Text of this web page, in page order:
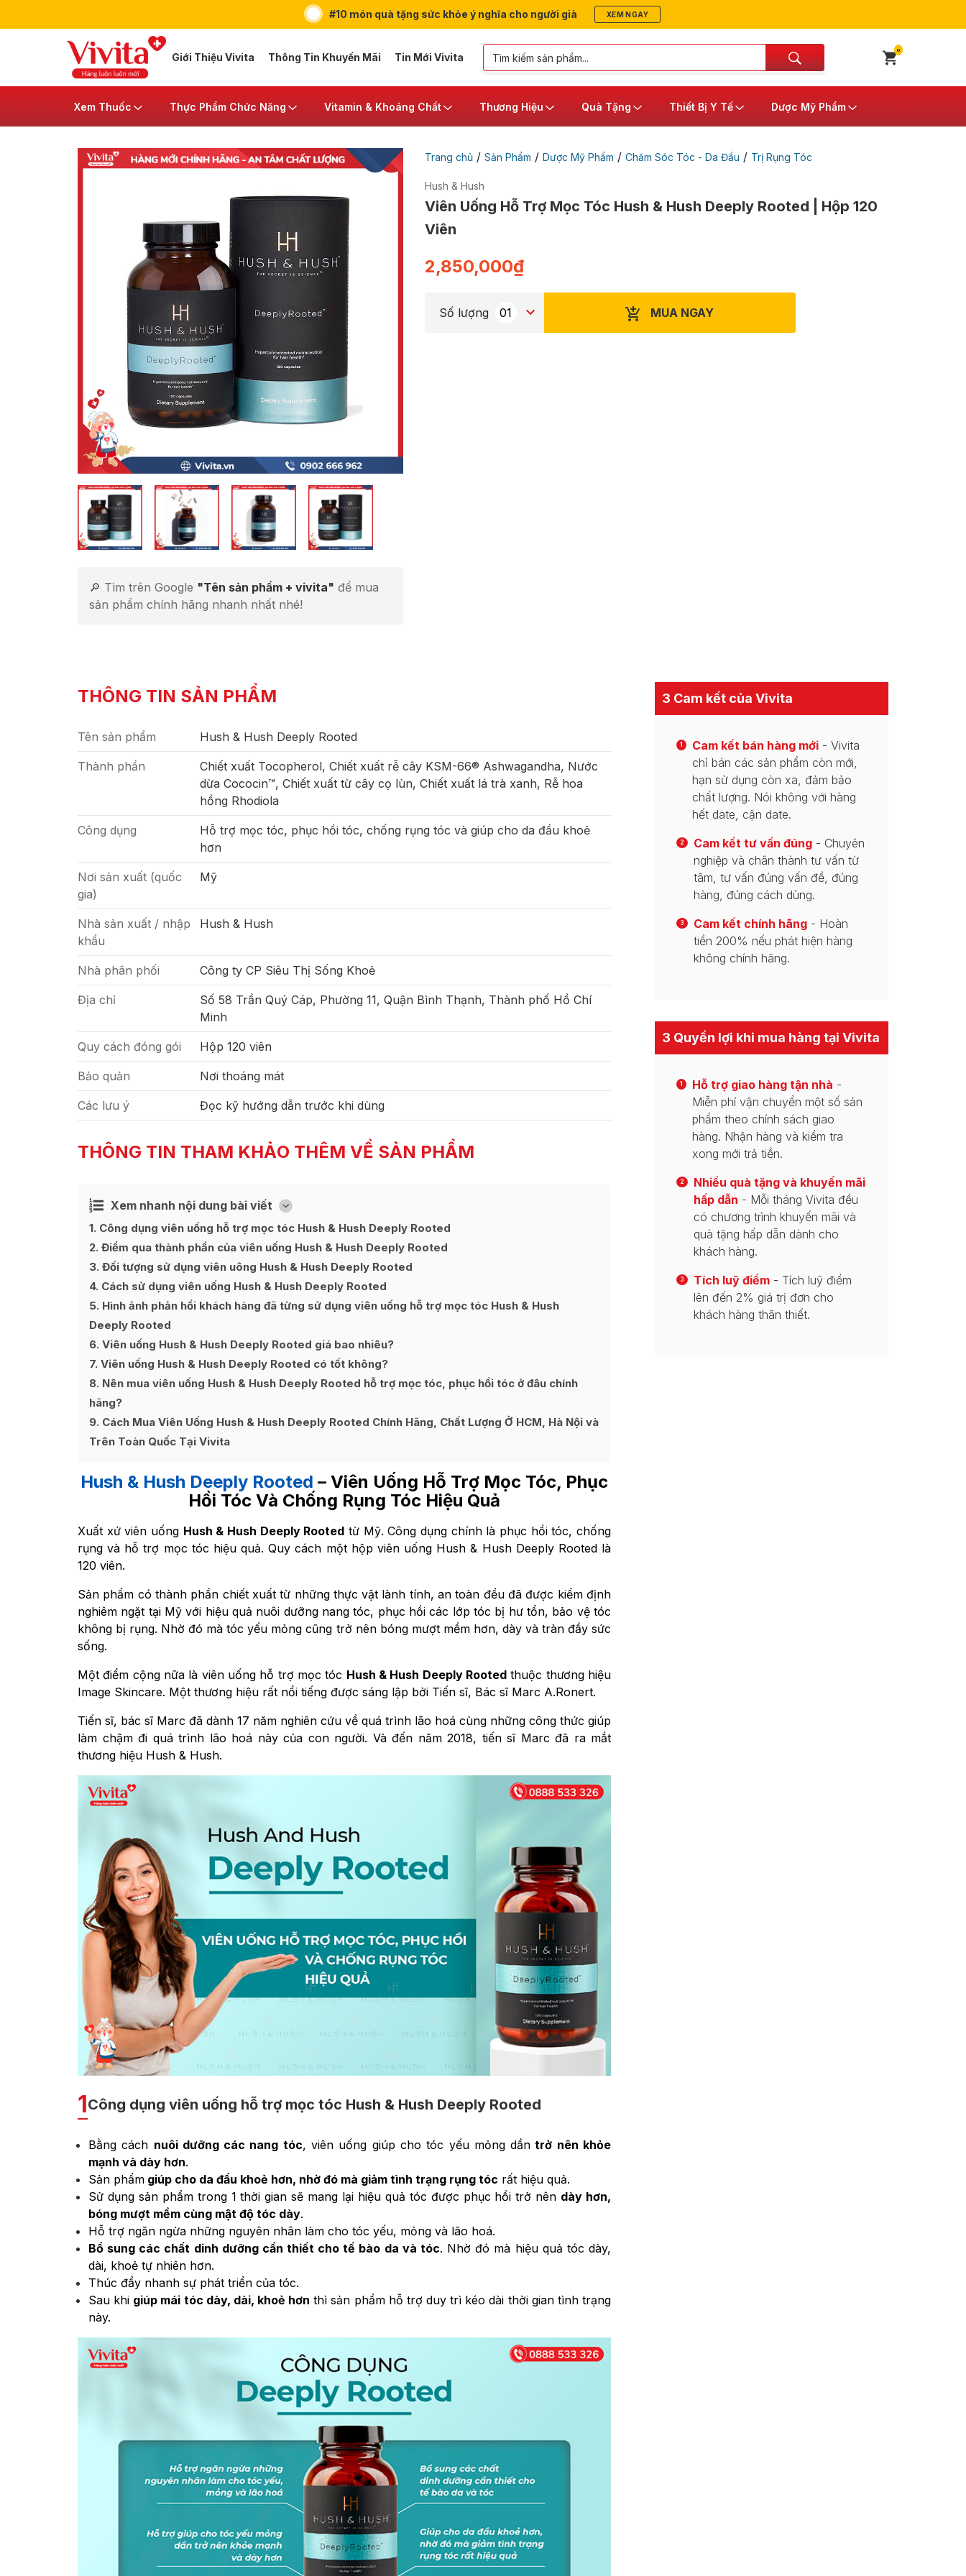
#10 món quà tặng sức khỏe ý nghĩa cho người già XEM NGAY
Giới Thiệu Vivita Thông Tin Khuyến Mãi Tin Mới Vivita
0
Xem Thuốc Thực Phẩm Chức Năng Vitamin & Khoáng Chất Thương Hiệu Quà Tặng Thiết Bị Y Tế Dược Mỹ Phẩm
🔎 Tìm trên Google "Tên sản phẩm + vivita" để mua
sản phẩm chính hãng nhanh nhất nhé!
Trang chủ/ Sản Phẩm / Dược Mỹ Phẩm / Chăm Sóc Tóc - Da Đầu / Trị Rụng Tóc
Hush & Hush
Viên Uống Hỗ Trợ Mọc Tóc Hush & Hush Deeply Rooted | Hộp 120
Viên
2,850,000₫
Số lượng MUA NGAY
THÔNG TIN SẢN PHẨM
Tên sản phẩm Hush & Hush Deeply Rooted
Thành phần
Chiết xuất Tocopherol, Chiết xuất rễ cây KSM-66® Ashwagandha, Nước
dừa Cococin™, Chiết xuất từ cây cọ lùn, Chiết xuất lá trà xanh, Rễ hoa
hồng Rhodiola
Công dụng
Hỗ trợ mọc tóc, phục hồi tóc, chống rụng tóc và giúp cho da đầu khoẻ
hơn
Nơi sản xuất (quốc
gia)
Mỹ
Nhà sản xuất / nhập
khẩu
Hush & Hush
Nhà phân phối Công ty CP Siêu Thị Sống Khoẻ
Địa chỉ
Số 58 Trần Quý Cáp, Phường 11, Quận Bình Thạnh, Thành phố Hồ Chí
Minh
Quy cách đóng gói Hộp 120 viên
Bảo quản Nơi thoáng mát
Các lưu ý Đọc kỹ hướng dẫn trước khi dùng
THÔNG TIN THAM KHẢO THÊM VỀ SẢN PHẨM
Xem nhanh nội dung bài viết [
Ẩn
1 Công dụng viên uống hỗ trợ mọc tóc Hush & Hush Deeply Rooted
2 Điểm qua thành phần của viên uống Hush & Hush Deeply Rooted
3 Đối tượng sử dụng viên uông Hush & Hush Deeply Rooted
4 Cách sử dụng viên uống Hush & Hush Deeply Rooted
5 Hình ảnh phản hồi khách hàng đã từng sử dụng viên uống hỗ trợ mọc tóc Hush & Hush
Deeply Rooted
6 Viên uống Hush & Hush Deeply Rooted giá bao nhiêu?
7 Viên uống Hush & Hush Deeply Rooted có tốt không?
8 Nên mua viên uống Hush & Hush Deeply Rooted hỗ trợ mọc tóc, phục hồi tóc ở đâu chính
hãng?
9 Cách Mua Viên Uống Hush & Hush Deeply Rooted Chính Hãng, Chất Lượng Ở HCM, Hà Nội và
Trên Toàn Quốc Tại Vivita
Hush & Hush Deeply Rooted – Viên Uống Hỗ Trợ Mọc Tóc, Phục
Hồi Tóc Và Chống Rụng Tóc Hiệu Quả
Xuất xứ viên uống Hush & Hush Deeply Rooted từ Mỹ. Công dụng chính là phục hồi tóc, chống
rụng và hỗ trợ mọc tóc hiệu quả. Quy cách một hộp viên uống Hush & Hush Deeply Rooted là
120 viên.
Sản phẩm có thành phần chiết xuất từ những thực vật lành tính, an toàn đều đã được kiểm định
nghiêm ngặt tại Mỹ với hiệu quả nuôi dưỡng nang tóc, phục hồi các lớp tóc bị hư tổn, bảo vệ tóc
không bị rụng. Nhờ đó mà tóc yếu mỏng cũng trở nên bóng mượt mềm hơn, dày và tràn đầy sức
sống.
Một điểm cộng nữa là viên uống hỗ trợ mọc tóc Hush & Hush Deeply Rooted thuộc thương hiệu
Image Skincare. Một thương hiệu rất nổi tiếng được sáng lập bởi Tiến sĩ, Bác sĩ Marc A.Ronert.
Tiến sĩ, bác sĩ Marc đã dành 17 năm nghiên cứu về quá trình lão hoá cùng những công thức giúp
làm chậm đi quá trình lão hoá này của con người. Và đến năm 2018, tiến sĩ Marc đã ra mắt
thương hiệu Hush & Hush.
1Công dụng viên uống hỗ trợ mọc tóc Hush & Hush Deeply Rooted
Bằng cách nuôi dưỡng các nang tóc, viên uống giúp cho tóc yếu mỏng dần trở nên khỏe
mạnh và dày hơn.
Sản phẩm giúp cho da đầu khoẻ hơn, nhờ đó mà giảm tình trạng rụng tóc rất hiệu quả.
Sử dụng sản phẩm trong 1 thời gian sẽ mang lại hiệu quả tóc được phục hồi trở nên dày hơn,
bóng mượt mềm cùng mật độ tóc dày.
Hỗ trợ ngăn ngừa những nguyên nhân làm cho tóc yếu, mỏng và lão hoá.
Bổ sung các chất dinh dưỡng cần thiết cho tế bào da và tóc. Nhờ đó mà hiệu quả tóc dày,
dài, khoẻ tự nhiên hơn.
Thúc đẩy nhanh sự phát triển của tóc.
Sau khi giúp mái tóc dày, dài, khoẻ hơn thì sản phẩm hỗ trợ duy trì kéo dài thời gian tình trạng
này.
3 Cam kết của Vivita
1 Cam kết bán hàng mới - Vivita
chỉ bán các sản phẩm còn mới,
hạn sử dụng còn xa, đảm bảo
chất lượng. Nói không với hàng
hết date, cận date.
2 Cam kết tư vấn đúng - Chuyên
nghiệp và chân thành tư vấn từ
tâm, tư vấn đúng vấn đề, đúng
hàng, đúng cách dùng.
3 Cam kết chính hãng - Hoàn
tiền 200% nếu phát hiện hàng
không chính hãng.
3 Quyền lợi khi mua hàng tại Vivita
1 Hỗ trợ giao hàng tận nhà -
Miễn phí vận chuyển một số sản
phẩm theo chính sách giao
hàng. Nhận hàng và kiểm tra
xong mới trả tiền.
2
Nhiều quà tặng và khuyến mãi
hấp dẫn - Mỗi tháng Vivita đều
có chương trình khuyến mãi và
quà tặng hấp dẫn dành cho
khách hàng.
3 Tích luỹ điểm - Tích luỹ điểm
lên đến 2% giá trị đơn cho
khách hàng thân thiết.